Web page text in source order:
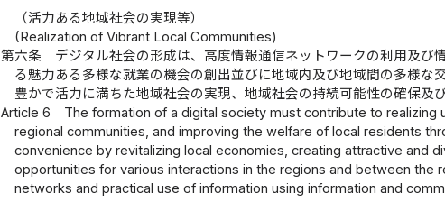
（活力ある地域社会の実現等）
(Realization of Vibrant Local Communities)
第六条
デジタル社会の形成は、高度情報通信ネットワークの利用及
る魅力ある多様な就業の機会の創出並びに地域内及び地域間の多様
豊かで活力に満ちた地域社会の実現、地域社会の持続可能性の確保及
Article 6
The formation of a digital society must contribute to realizing
regional communities, and improving the welfare of local residents
convenience by revitalizing local economies, creating attractive and
opportunities for various interactions in the regions and between the
networks and practical use of information using information and